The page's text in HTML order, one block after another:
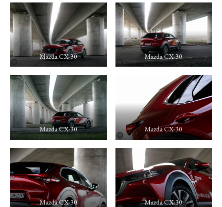
Mazda CX-30 Mazda CX-30
Mazda CX-30 Mazda CX-30
Mazda CX-30 Mazda CX-30